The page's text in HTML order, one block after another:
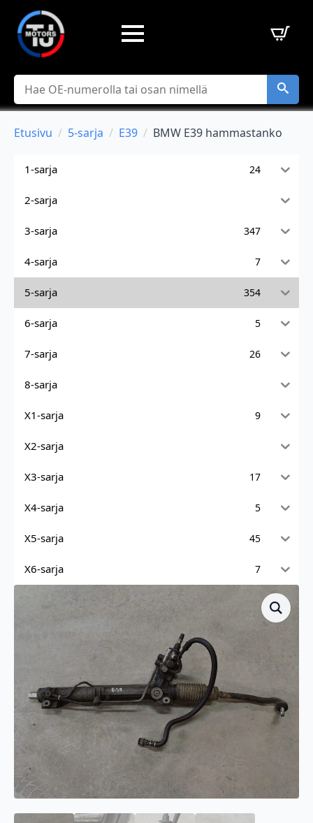
Hae
Etusivu 5-sarja E39 BMW E39 hammastanko
1-sarja 24
2-sarja
3-sarja 347
4-sarja 7
5-sarja 354
6-sarja 5
7-sarja 26
8-sarja
X1-sarja 9
X2-sarja
X3-sarja 17
X4-sarja 5
X5-sarja 45
X6-sarja 7